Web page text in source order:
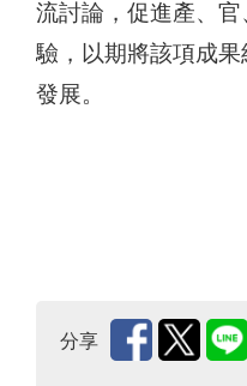
流討論，促進產、
驗，以期將該項成
發展。
分享